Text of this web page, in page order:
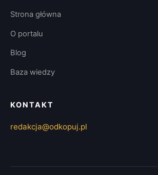
Strona główna
O portalu
Blog
Baza wiedzy
KONTAKT
redakcja@odkopuj.pl